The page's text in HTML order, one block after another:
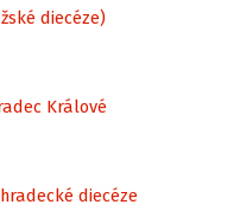
diecéze)
Králové
diecéze